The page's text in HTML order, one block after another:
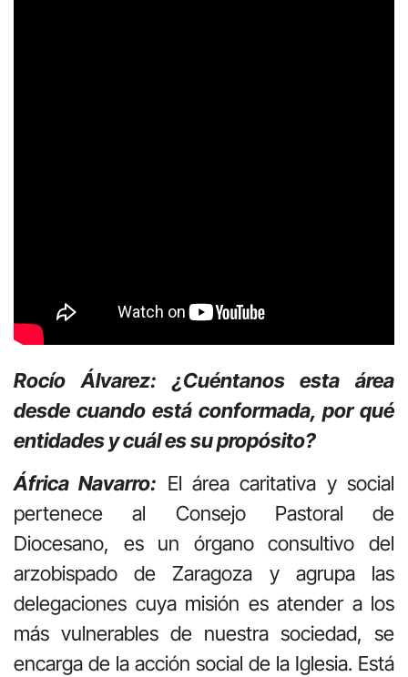
Rocío Álvarez: ¿Cuéntanos esta área
desde cuando está conformada, por qué
entidades y cuál es su propósito?
África Navarro: El área caritativa y social
pertenece al Consejo Pastoral de
Diocesano, es un órgano consultivo del
arzobispado de Zaragoza y agrupa las
delegaciones cuya misión es atender a los
más vulnerables de nuestra sociedad, se
encarga de la acción social de la Iglesia. Está